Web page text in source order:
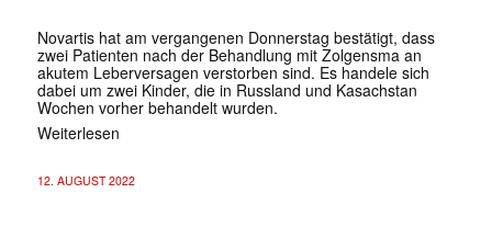
Novartis hat am vergangenen Donnerstag bestätigt, dass
zwei Patienten nach der Behandlung mit Zolgensma an
akutem Leberversagen verstorben sind. Es handele sich
dabei um zwei Kinder, die in Russland und Kasachstan
Wochen vorher behandelt wurden.
Weiterlesen
12. AUGUST 2022